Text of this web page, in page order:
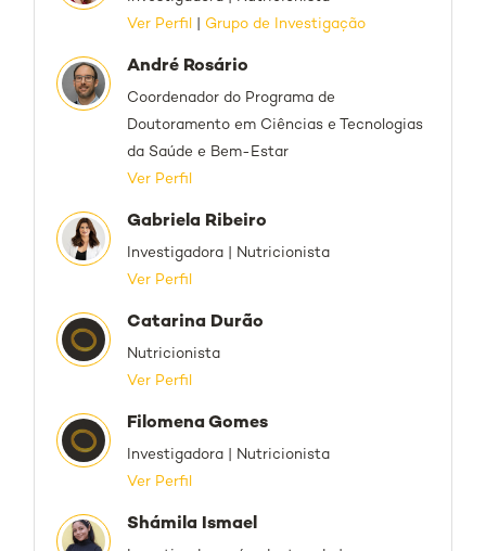
Ver Perfil
Grupo de Investigação
André Rosário
Coordenador do Programa de
Doutoramento em Ciências e Tecnologias
da Saúde e Bem-Estar
Ver Perfil
Gabriela Ribeiro
Investigadora | Nutricionista
Ver Perfil
Catarina Durão
Nutricionista
Ver Perfil
Filomena Gomes
Investigadora | Nutricionista
Ver Perfil
Shámila Ismael